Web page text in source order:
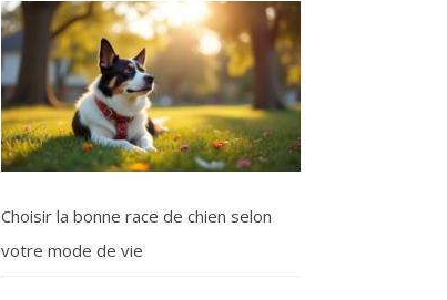
Choisir la bonne race de chien selon
votre mode de vie